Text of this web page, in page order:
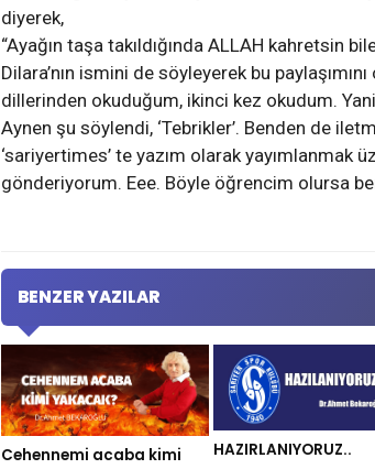
diyerek,
“Ayağın taşa takıldığında ALLAH kahretsin
Dilara’nın ismini de söyleyerek bu
dillerinden okuduğum, ikinci kez okudum.
Aynen şu söylendi, ‘Tebrikler’. Benden de
‘sariyertimes’ te yazım olarak yayımlanmak
gönderiyorum. Eee. Böyle öğrencim olursa
BENZER YAZILAR
Cehennemi acaba kimi
HAZIRLANIYORUZ..